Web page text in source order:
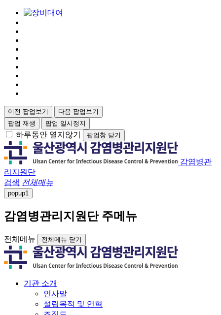
이전 팝업보기
다음 팝업보기
팝업 재생
팝업 일시정지
하루동안 열지않기 팝업창 닫기
감염병관
리지원단
검색 전체메뉴
popup1
감염병관리지원단 주메뉴
전체메뉴 전체메뉴 닫기
기관 소개
인사말
설립목적 및 연혁